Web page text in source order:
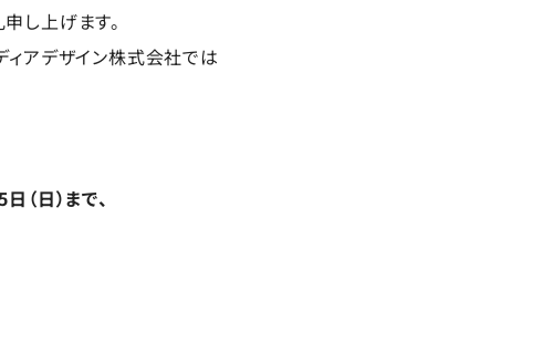
し上げます。
ィアデザイン株式会社では
日）まで、